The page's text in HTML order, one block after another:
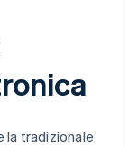
tradizionale